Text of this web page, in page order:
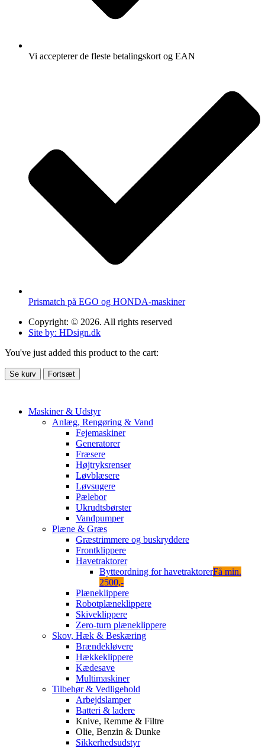
Vi accepterer de fleste betalingskort og EAN
Prismatch på EGO og HONDA-maskiner
Copyright: © 2026. All rights reserved
Site by: HDsign.dk
You've just added this product to the cart:
Se kurv Fortsæt
Maskiner & Udstyr
Anlæg, Rengøring & Vand
Fejemaskiner
Generatorer
Fræsere
Højtryksrenser
Løvblæsere
Løvsugere
Pælebor
Ukrudtsbørster
Vandpumper
Plæne & Græs
Græstrimmere og buskryddere
Frontklippere
Havetraktorer
Bytteordning for havetraktorerFå min.
2500,-
Plæneklippere
Robotplæneklippere
Skiveklippere
Zero-turn plæneklippere
Skov, Hæk & Beskæring
Brændekløvere
Hækkeklippere
Kædesave
Multimaskiner
Tilbehør & Vedligehold
Arbejdslamper
Batteri & ladere
Knive, Remme & Filtre
Olie, Benzin & Dunke
Sikkerhedsudstyr